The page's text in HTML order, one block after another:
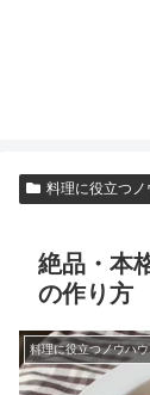
料理に役立つノ
絶品・本
の作り方
料理に役立つノウハウ